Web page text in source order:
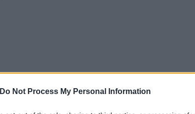
Do Not Process My Personal Information